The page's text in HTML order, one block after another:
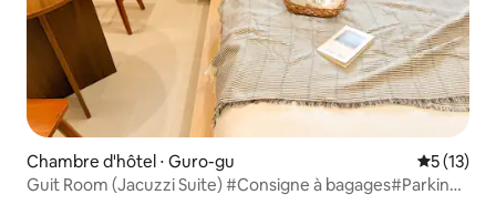
Chambre d'hôtel ⋅ Guro-gu
5 (13)
Guit Room (Jacuzzi Suite) #Consigne à bagages#Parking